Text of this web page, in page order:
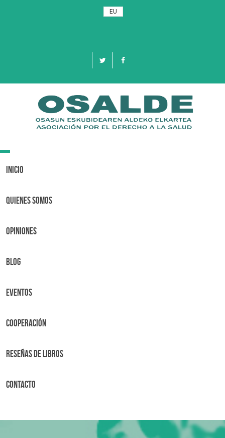
EU
Toggle
Inicio
Quienes Somos
OPINIONES
BLOG
Eventos
Cooperación
Reseñas de libros
Contacto